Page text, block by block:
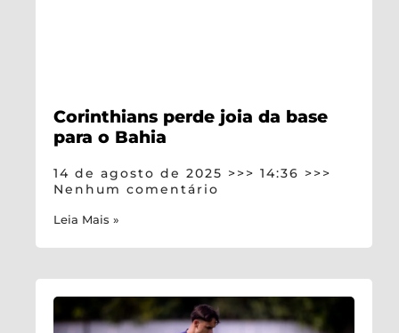
Corinthians perde joia da base
para o Bahia
14 de agosto de 2025
14:36
Nenhum comentário
Leia Mais »